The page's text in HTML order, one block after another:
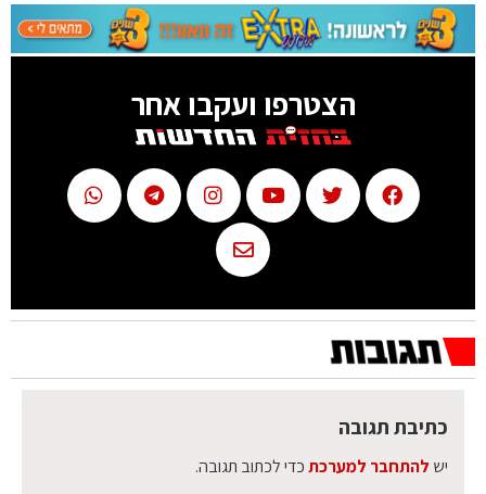
הצטרפו ועקבו אחר
כתיבת תגובה
יש להתחבר למערכתכדי לכתוב תגובה.